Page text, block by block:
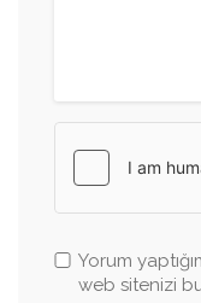
Yorum
web sitenizi